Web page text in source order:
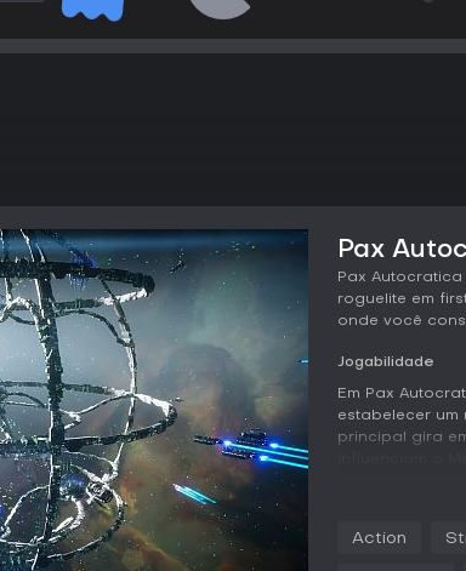
Pax
Pax
roguelite em
onde você
Jogabilidade
Em Pax
estabelecer um
principal gira
Action